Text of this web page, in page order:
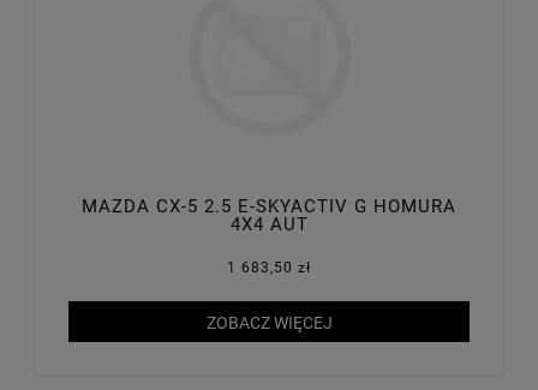
MAZDA CX-5 2.5 E-SKYACTIV G HOMURA
4X4 AUT
1 683,50 zł
ZOBACZ WIĘCEJ